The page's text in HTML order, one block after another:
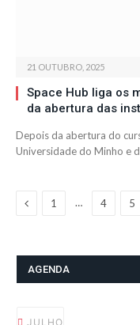
21 OUTUBRO, 2025
Space Hub liga os
da abertura das
Depois da abertura do
Universidade do Minho e
Previous
1 … 4 5
AGENDA
JULHO